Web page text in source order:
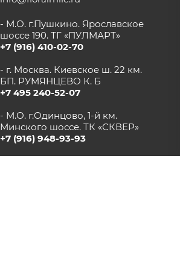
- М.О. г.Пушкино. Ярославское
шоссе 190. ТГ «ПУЛМАРТ»
+7 (916) 410-02-70
- г. Москва. Киевское ш. 22 км.
БП. РУМЯНЦЕВО К. Б
+7 495 240-52-07
- М.О. г.Одинцово, 1-й км.
Минского шоссе. ТК «СКВЕР»
+7 (916) 948-93-93